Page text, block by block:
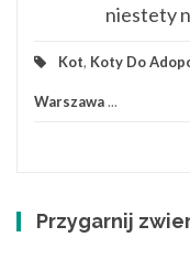
niestety
Kot, Koty Do
Warszawa...
Przygarnij